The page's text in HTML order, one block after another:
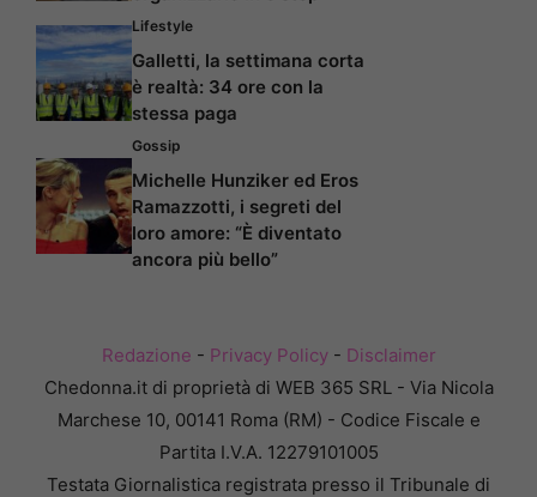
Lifestyle
Galletti, la settimana corta
è realtà: 34 ore con la
stessa paga
Gossip
Michelle Hunziker ed Eros
Ramazzotti, i segreti del
loro amore: “È diventato
ancora più bello”
Redazione - Privacy Policy- Disclaimer
Chedonna.it di proprietà di WEB 365 SRL - Via Nicola
Marchese 10, 00141 Roma (RM) - Codice Fiscale e
Partita I.V.A. 12279101005
Testata Giornalistica registrata presso il Tribunale di